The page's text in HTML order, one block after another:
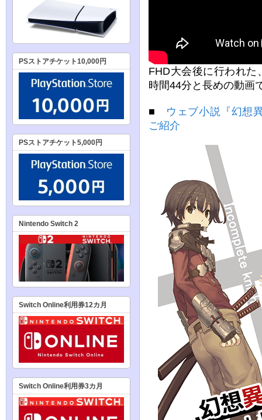
FHD大会後に行われた
時間44分と長めの動画
■ ウェブ小説『幻想
ご紹介
PSストアチケット10,000円
PSストアチケット5,000円
Nintendo Switch 2
Switch Online利用券12カ月
Switch Online利用券3カ月